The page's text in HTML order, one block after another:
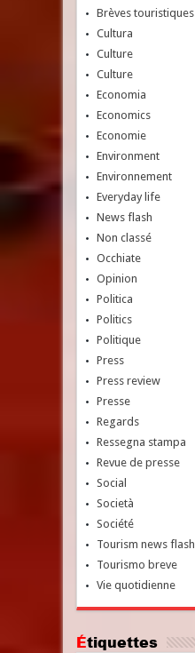
Brèves touristiques
Cultura
Culture
Culture
Economia
Economics
Economie
Environment
Environnement
Everyday life
News flash
Non classé
Occhiate
Opinion
Politica
Politics
Politique
Press
Press review
Presse
Regards
Ressegna stampa
Revue de presse
Social
Società
Société
Tourism news flash
Tourismo breve
Vie quotidienne
Étiquettes